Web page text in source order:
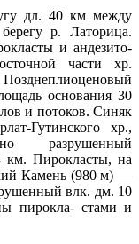
дл. 40 км между
р. Латорица.
и андезито-
части хр.
основания 30
и потоков. Синяк
Гутинского хр.,
разрушенный
км. Пирокласты, на
Камень (980 м) —
влк. дм. 10
пирокла- стами и